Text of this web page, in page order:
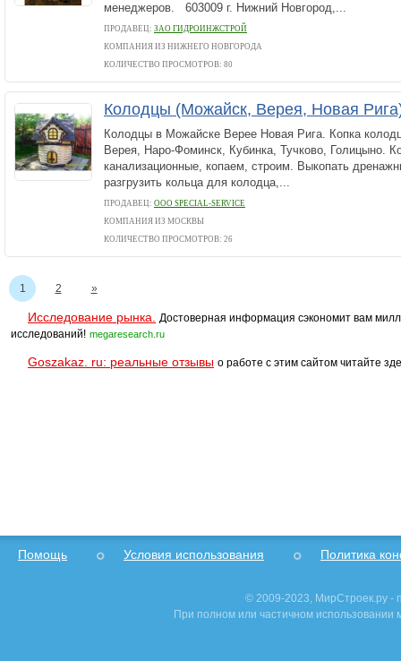
менеджеров. 603009 г. Нижний Новгород,...
ПРОДАВЕЦ: ЗАО ГИДРОИНЖСТРОЙ
КОМПАНИЯ ИЗ НИЖНЕГО НОВГОРОДА
КОЛИЧЕСТВО ПРОСМОТРОВ: 80
Колодцы (Можайск, Верея, Новая
Колодцы в Можайске Верее Новая Рига. Копка
Верея, Наро-Фоминск, Кубинка, Тучково, Голицыно.
канализационные, копаем, строим. Выкопать
разгрузить кольца для колодца,...
ПРОДАВЕЦ: ООО SPECIAL-SERVICE
КОМПАНИЯ ИЗ МОСКВЫ
КОЛИЧЕСТВО ПРОСМОТРОВ: 26
1 2 »
Исследование рынка.
Достоверная информация сэкономит вам
исследований! megaresearch.ru
Goszakaz. ru: реальные отзывы о работе с этим сайтом читайте
Помощь Условия использования Политика
© 2009-2023, МирСтроек.ру -
При полном или частичном использовании